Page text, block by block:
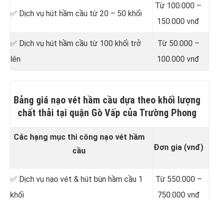
✅ Dịch vụ hút hầm cầu từ 20 – 50 khối
Từ 100.000 –
150.000 vnđ
✅ Dịch vụ hút hầm cầu từ 100 khối trở
lên
Từ 50.000 –
100.000 vnđ
Bảng giá nạo vét hầm cầu dựa theo khối lượng
chất thải tại quận Gò Vấp của Trường Phong
Các hạng mục thi công nạo vét hầm
cầu
Đơn gia (vnđ)
✅ Dịch vụ nạo vét & hút bùn hầm cầu 1
khối
Từ 550.000 –
750.000 vnđ